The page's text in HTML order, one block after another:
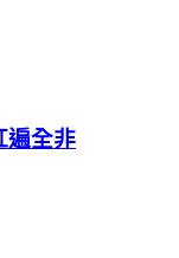
遍全非